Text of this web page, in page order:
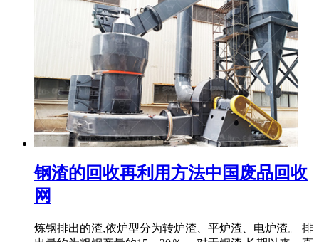
钢渣的回收再利用方法中国废品回收
网
炼钢排出的渣,依炉型分为转炉渣、平炉渣、电炉渣。 排